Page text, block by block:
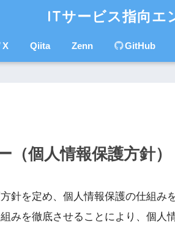
ITサービス指向エ
X Qiita Zenn GitHub
個人情報保護方針）
針を定め、個人情報保護の仕組み
みを徹底させることにより、個人